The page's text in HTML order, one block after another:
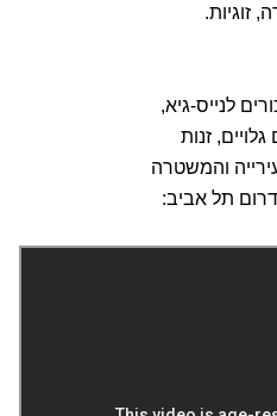
זוגיות.
לנייס-גיא,
זנות
והמשטרה
דרום תל אביב: